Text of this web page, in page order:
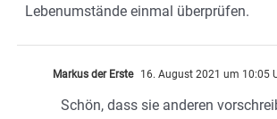
Lebenumstände einmal überprüfen.
Markus der Erste 16. August 2021 um 10:05
Schön, dass sie anderen